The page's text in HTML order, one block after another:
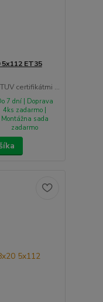
ET35
certifikátmi ...
7 dní | Doprava
4ks zadarmo |
Montážna sada
zadarmo